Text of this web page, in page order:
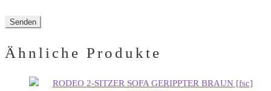
Ähnliche Produkte